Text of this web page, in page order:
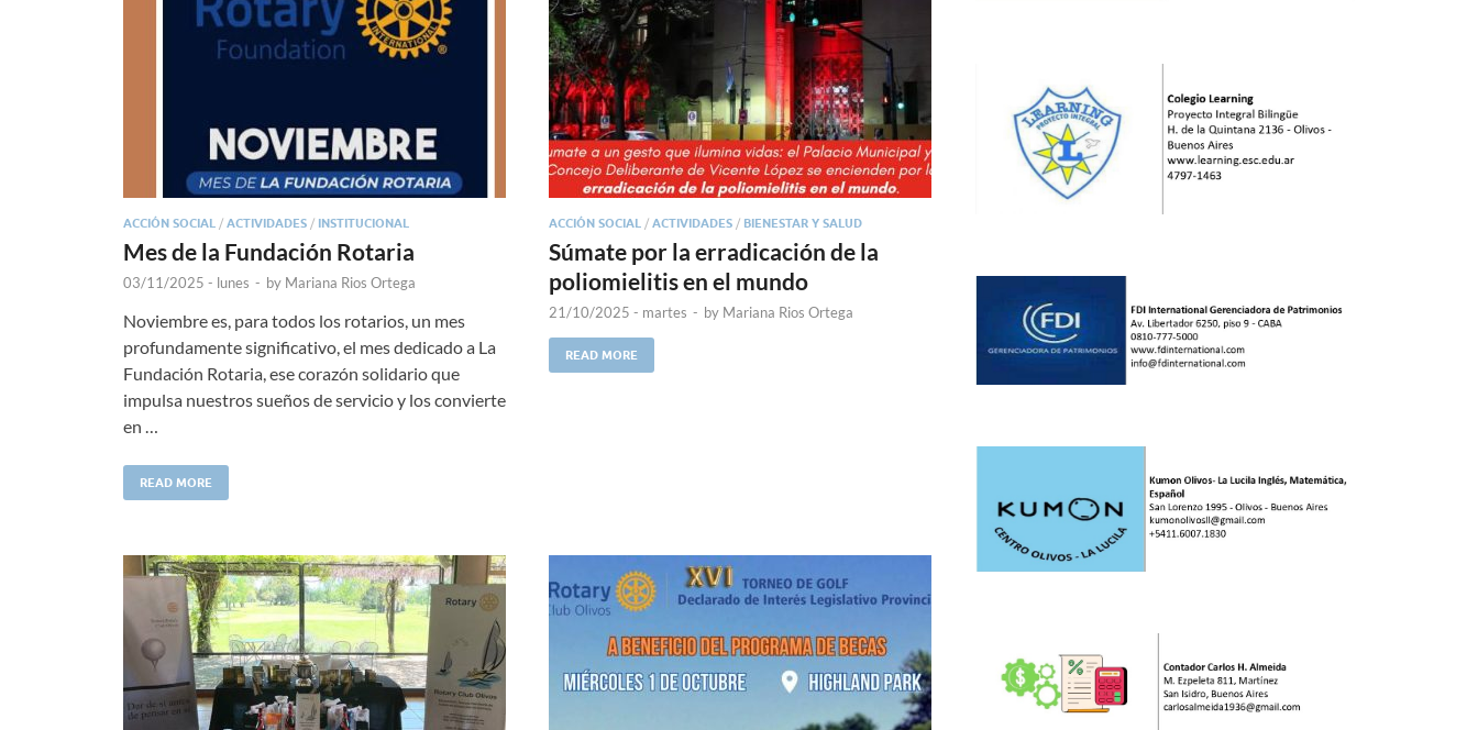
ACCIÓN SOCIAL / ACTIVIDADES / INSTITUCIONAL
Mes de la Fundación Rotaria
03/11/2025 - lunes - by Mariana Rios Ortega
Noviembre es, para todos los rotarios, un mes
profundamente significativo, el mes dedicado a La
Fundación Rotaria, ese corazón solidario que
impulsa nuestros sueños de servicio y los convierte
en …
READ MORE
ACCIÓN SOCIAL / ACTIVIDADES / BIENESTAR Y SALUD
Súmate por la erradicación de la
poliomielitis en el mundo
21/10/2025 - martes - by Mariana Rios Ortega
READ MORE